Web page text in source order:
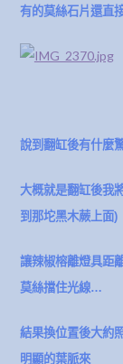
有的莫絲石片還直
說到翻缸後有什麼
大概就是翻缸後我
到那坨黑木蕨上面)
讓辣椒榕離燈具距
莫絲擋住光線…
結果換位置後大約
明顯的葉脈來